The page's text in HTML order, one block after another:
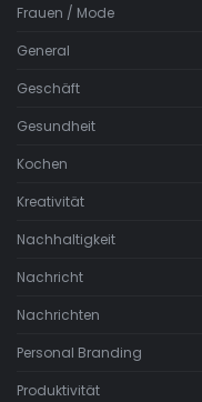
Frauen / Mode
General
Geschäft
Gesundheit
Kochen
Kreativität
Nachhaltigkeit
Nachricht
Nachrichten
Personal Branding
Produktivität